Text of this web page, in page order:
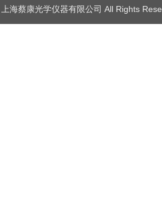
上海蔡康光学仪器有限公司 All Rights